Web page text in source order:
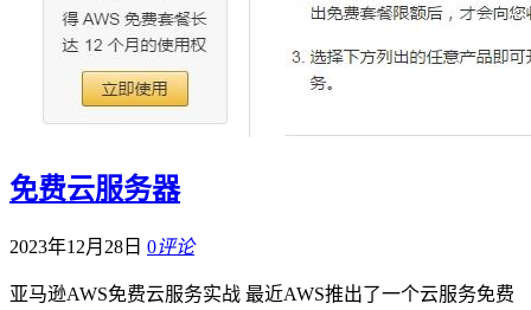
免费云服务器
2023年12月28日 0评论
亚马逊AWS免费云服务实战 最近AWS推出了一个云服务免费